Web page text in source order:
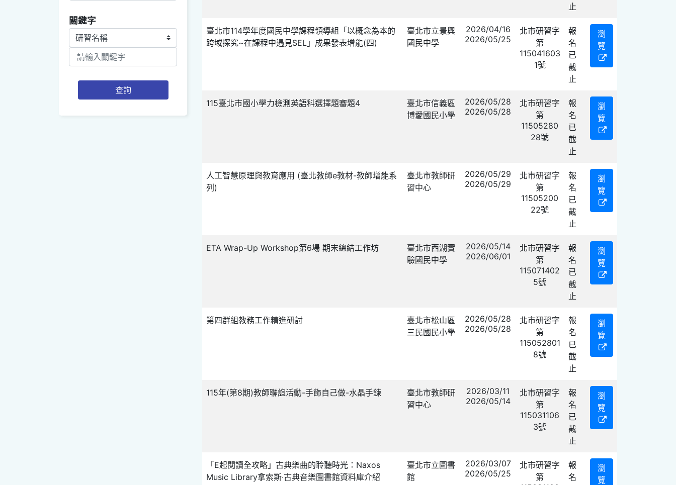
關鍵字
查詢
止
臺北市114學年度國民中學課程領導組「以概念為本的
跨域探究~在課程中遇見SEL」成果發表增能(四)
臺北市立景興
國民中學
2026/04/16
2026/05/25
北市研習字
第
115041603
1號
報
名
已
截
止
瀏
覽
115臺北市國小學力檢測英語科選擇題審題4
臺北市信義區
博愛國民小學
2026/05/28
2026/05/28
北市研習字
第
11505280
28號
報
名
已
截
止
瀏
覽
人工智慧原理與教育應用 (臺北教師e教材-教師增能系
列)
臺北市教師研
習中心
2026/05/29
2026/05/29
北市研習字
第
11505200
22號
報
名
已
截
止
瀏
覽
ETA Wrap-Up Workshop第6場 期末總結工作坊
臺北市西湖實
驗國民中學
2026/05/14
2026/06/01
北市研習字
第
115071402
5號
報
名
已
截
止
瀏
覽
第四群組教務工作精進研討
臺北市松山區
三民國民小學
2026/05/28
2026/05/28
北市研習字
第
115052801
8號
報
名
已
截
止
瀏
覽
115年(第8期)教師聯誼活動-手飾自己做-水晶手鍊
臺北市教師研
習中心
2026/03/11
2026/05/14
北市研習字
第
115031106
3號
報
名
已
截
止
瀏
覽
「E起閱讀全攻略」古典樂曲的聆聽時光：Naxos
Music Library拿索斯‧古典音樂圖書館資料庫介紹
臺北市立圖書
館
2026/03/07
2026/05/25
北市研習字
第
報
名
瀏
覽